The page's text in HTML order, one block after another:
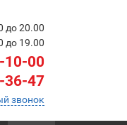
до 20.00
до 19.00
10-00
36-47
звонок